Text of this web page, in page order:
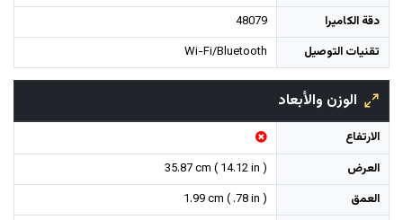
دقة الكاميرا
48079
تقنيات التوصيل
Wi-Fi/Bluetooth
الوزن والأبعاد
الارتفاع
العرض
35.87 cm ( 14.12 in )
العمق
1.99 cm ( .78 in )